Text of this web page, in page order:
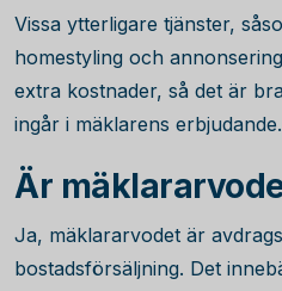
Vissa ytterligare tjänster,
homestyling och
extra kostnader, så det är
ingår i mäklarens erbjudande.
Är
Ja, mäklararvodet är
bostadsförsäljning. Det